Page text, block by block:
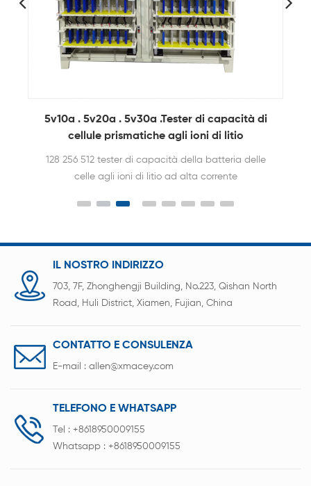
5v10a . 5v20a . 5v30a .Tester di capacità di
cellule prismatiche agli ioni di litio
128 256 512 tester di capacità della batteria delle
celle agli ioni di litio ad alta corrente
IL NOSTRO INDIRIZZO
703, 7F, Zhonghengji Building, No.223, Qishan North
Road, Huli District, Xiamen, Fujian, China
CONTATTO E CONSULENZA
E-mail : allen@xmacey.com
TELEFONO E WHATSAPP
Tel : +8618950009155
Whatsapp : +8618950009155